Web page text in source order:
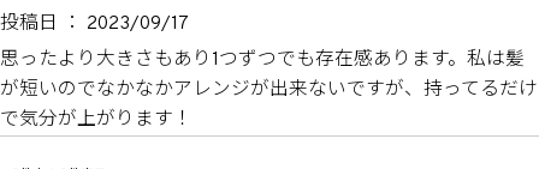
投稿日
2023/09/17
思ったより大きさもあり1つずつでも存在感あります。私は髪
が短いのでなかなかアレンジが出来ないですが、持ってるだけ
で気分が上がります！